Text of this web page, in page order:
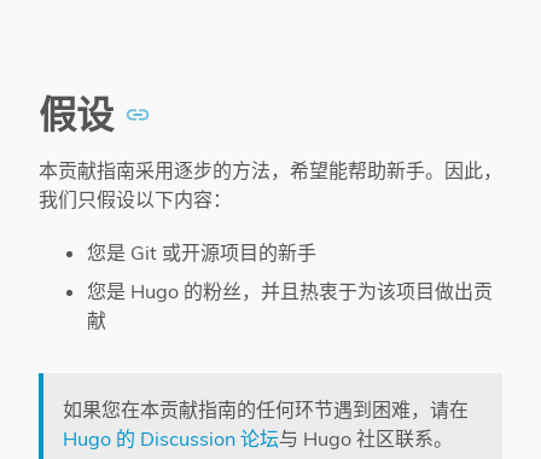
假设
本贡献指南采用逐步的方法，希望能帮助新手。因此，
我们只假设以下内容：
您是 Git 或开源项目的新手
您是 Hugo 的粉丝，并且热衷于为该项目做出贡
献
如果您在本贡献指南的任何环节遇到困难，请在
Hugo 的 Discussion 论坛与 Hugo 社区联系。